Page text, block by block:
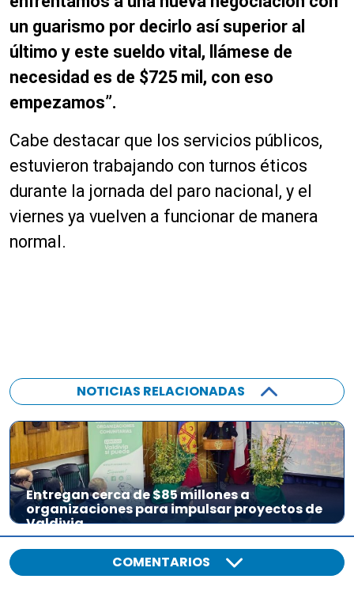
un guarismo por decirlo así superior al
último y este sueldo vital, llámese de
necesidad es de $725 mil, con eso
empezamos”.
Cabe destacar que los servicios públicos,
estuvieron trabajando con turnos éticos
durante la jornada del paro nacional, y el
viernes ya vuelven a funcionar de manera
normal.
NOTICIAS RELACIONADAS
Entregan cerca de $85 millones a
organizaciones para impulsar proyectos de
Valdivia
COMENTARIOS